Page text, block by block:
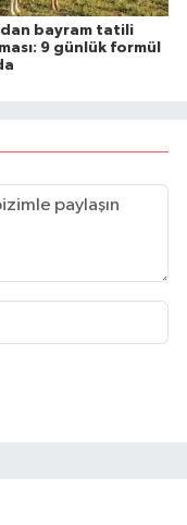
bayram tatili
9 günlük formül